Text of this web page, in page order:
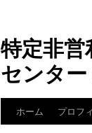
特定非
センタ
ホーム プロフ